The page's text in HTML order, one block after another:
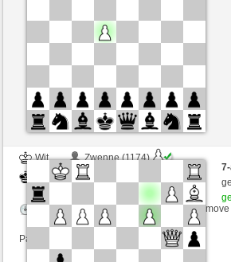
Partij telt mee voor de ranglijst
Wit
Zwenne (1174)
Zwart
Maradona77 (1420)
Speelduur: 5 minutes/side + 0 seconds/move
Partij telt mee voor de ranglijst